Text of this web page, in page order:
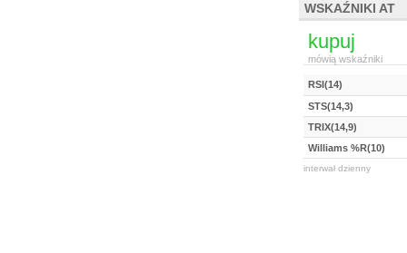
WSKAŹNIKI AT
kupuj
mówią wskaźniki
RSI(14)
STS(14,3)
TRIX(14,9)
Williams %R(10)
interwał dzienny